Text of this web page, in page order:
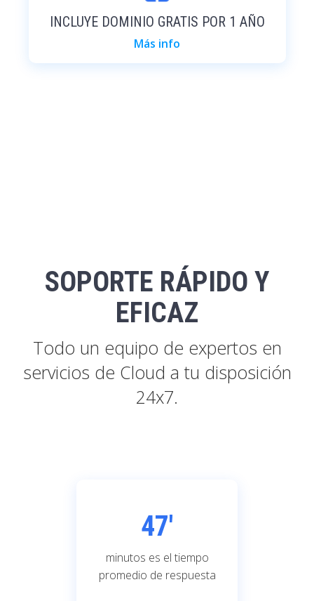
INCLUYE DOMINIO GRATIS POR 1 AÑO
Más info
SOPORTE RÁPIDO Y
EFICAZ
Todo un equipo de expertos en
servicios de Cloud a tu disposición
24x7.
47'
minutos es el tiempo
promedio de respuesta